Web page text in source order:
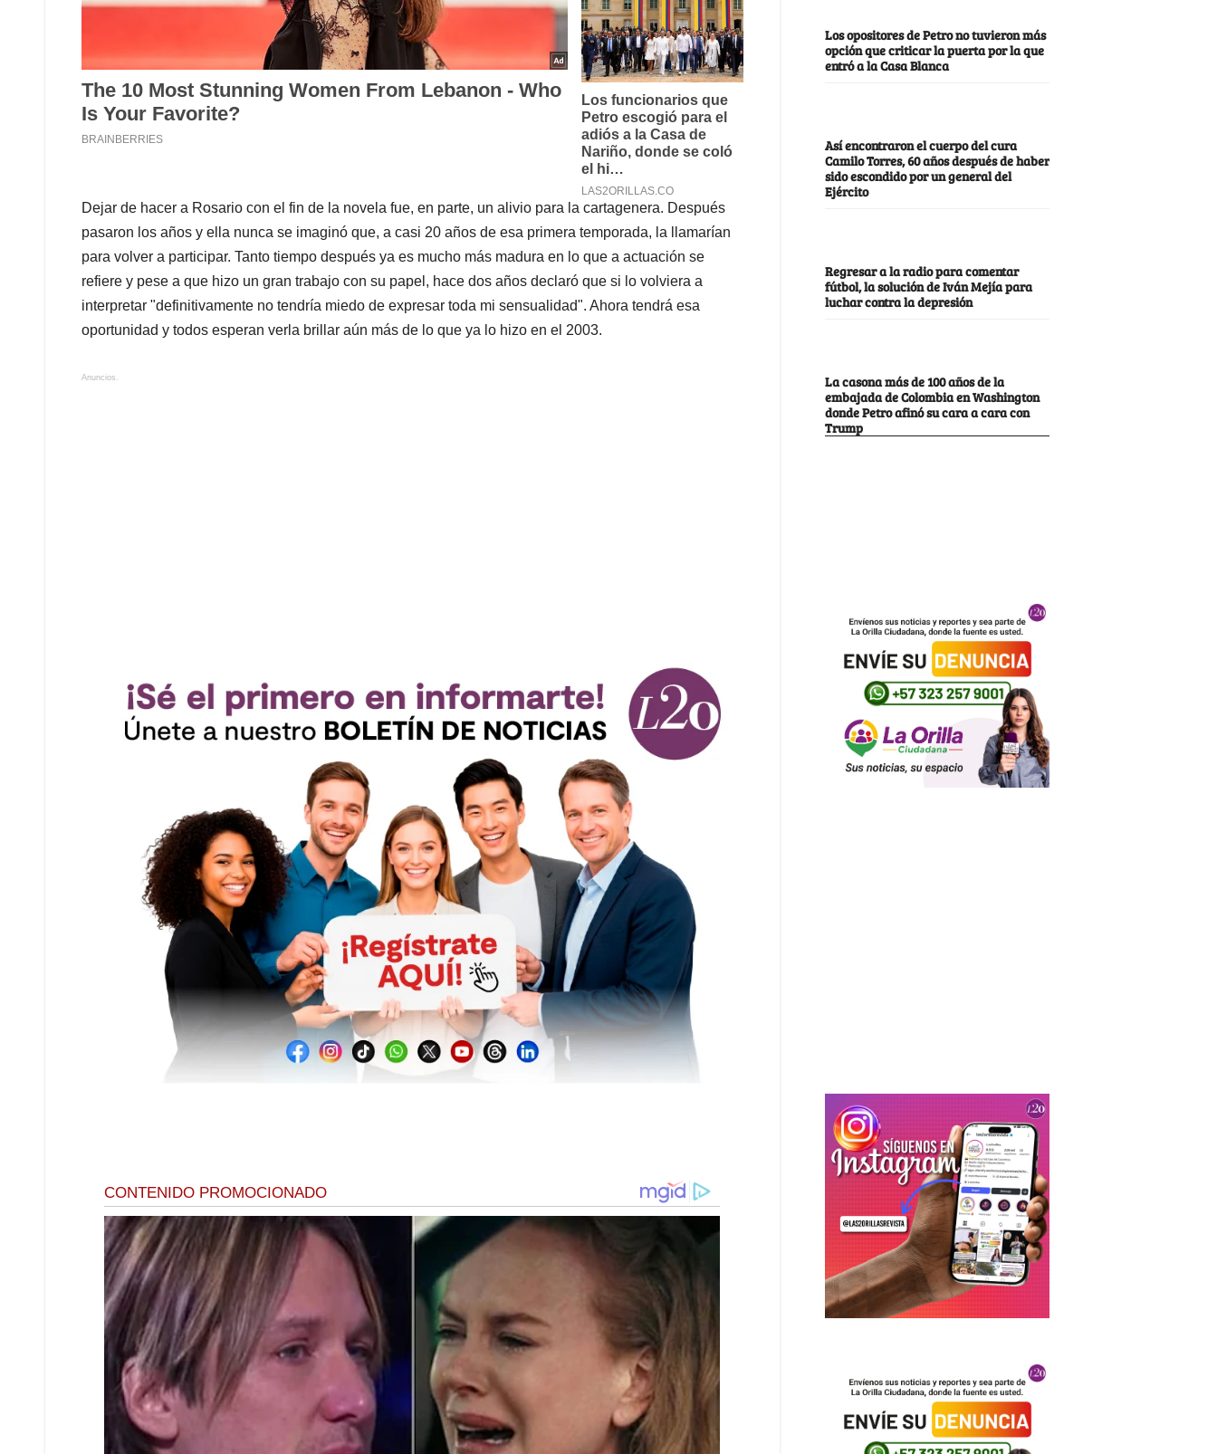
Dejar de hacer a Rosario con el fin de la novela fue, en parte, un alivio para la cartagenera. Después
pasaron los años y ella nunca se imaginó que, a casi 20 años de esa primera temporada, la llamarían
para volver a participar. Tanto tiempo después ya es mucho más madura en lo que a actuación se
refiere y pese a que hizo un gran trabajo con su papel, hace dos años declaró que si lo volviera a
interpretar "definitivamente no tendría miedo de expresar toda mi sensualidad". Ahora tendrá esa
oportunidad y todos esperan verla brillar aún más de lo que ya lo hizo en el 2003.
Anuncios.
Los opositores de Petro no tuvieron más
opción que criticar la puerta por la que
entró a la Casa Blanca
Así encontraron el cuerpo del cura
Camilo Torres, 60 años después de haber
sido escondido por un general del
Ejército
Regresar a la radio para comentar
fútbol, la solución de Iván Mejía para
luchar contra la depresión
La casona más de 100 años de la
embajada de Colombia en Washington
donde Petro afinó su cara a cara con
Trump